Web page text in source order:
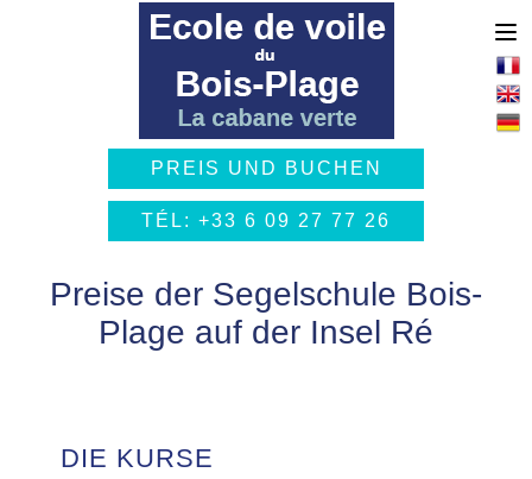
PREIS UND BUCHEN
TÉL: +33 6 09 27 77 26
Preise der Segelschule Bois-
Plage auf der Insel Ré
DIE KURSE